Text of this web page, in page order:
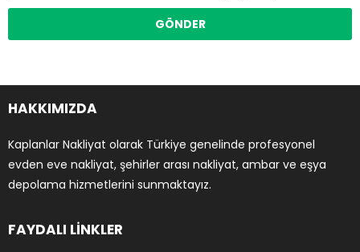
HAKKIMIZDA
Kaplanlar Nakliyat olarak Türkiye genelinde profesyonel
evden eve nakliyat, şehirler arası nakliyat, ambar ve eşya
depolama hizmetlerini sunmaktayız.
FAYDALI LİNKLER